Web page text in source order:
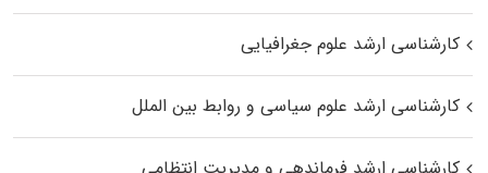
کارشناسی ارشد علوم جغرافیایی
کارشناسی ارشد علوم سیاسی و روابط بین الملل